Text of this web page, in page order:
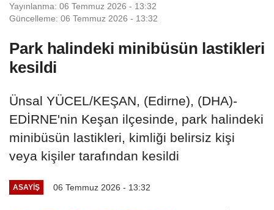
Yayınlanma: 06 Temmuz 2026 - 13:32
Güncelleme: 06 Temmuz 2026 - 13:32
Park halindeki minibüsün lastikleri
kesildi
Ünsal YÜCEL/KEŞAN, (Edirne), (DHA)-
EDİRNE'nin Keşan ilçesinde, park halindeki
minibüsün lastikleri, kimliği belirsiz kişi
veya kişiler tarafından kesildi
ASAYIŞ 06 Temmuz 2026 - 13:32